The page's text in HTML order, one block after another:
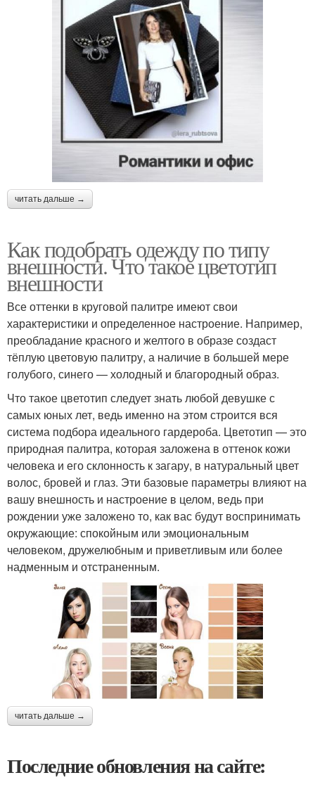
читать дальше →
Как подобрать одежду по типу
внешности. Что такое цветотип
внешности
Все оттенки в круговой палитре имеют свои
характеристики и определенное настроение. Например,
преобладание красного и желтого в образе создаст
тёплую цветовую палитру, а наличие в большей мере
голубого, синего — холодный и благородный образ.
Что такое цветотип следует знать любой девушке с
самых юных лет, ведь именно на этом строится вся
система подбора идеального гардероба. Цветотип — это
природная палитра, которая заложена в оттенок кожи
человека и его склонность к загару, в натуральный цвет
волос, бровей и глаз. Эти базовые параметры влияют на
вашу внешность и настроение в целом, ведь при
рождении уже заложено то, как вас будут воспринимать
окружающие: спокойным или эмоциональным
человеком, дружелюбным и приветливым или более
надменным и отстраненным.
читать дальше →
Последние обновления на сайте: